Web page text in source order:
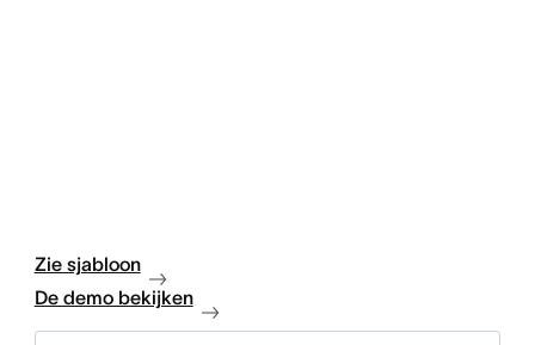
Zie sjabloon
De demo bekijken